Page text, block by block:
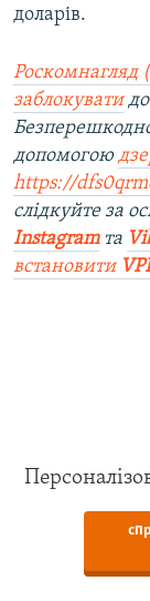
доларів.
Роскомнагляд
заблокувати
допомогою
https://
слідкуйте за
Instagramта
встановити